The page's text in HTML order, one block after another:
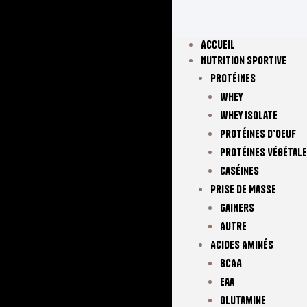
Accueil
Nutrition Sportive
Protéines
Whey
Whey Isolate
Protéines D’oeuf
Protéines
Caséines
Prise De Masse
Gainers
Autre
Acides Aminés
BCAA
Eaa
Glutamine